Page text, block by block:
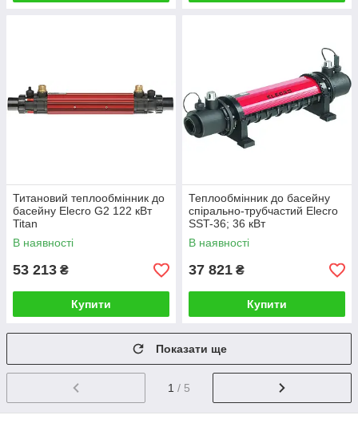
Титановий теплообмінник до
басейну Elecro G2 122 кВт
Titan
В наявності
53 213 ₴
Купити
Теплообмінник до басейну
спірально-трубчастий Elecro
SST-36; 36 кВт
В наявності
37 821 ₴
Купити
Показати ще
1 / 5